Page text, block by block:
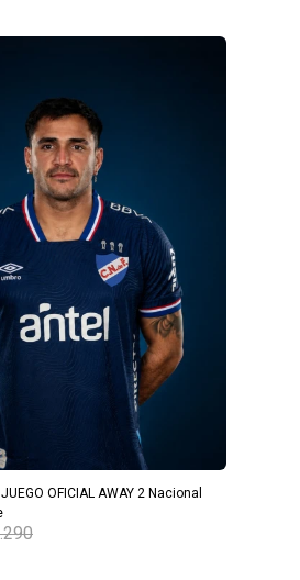
OFICIAL AWAY 2 Nacional
AL CARRITO